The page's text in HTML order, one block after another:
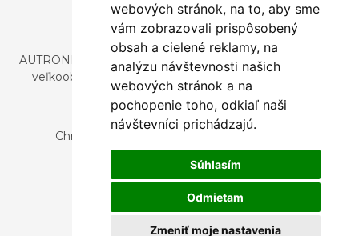
webových stránok, na to, aby sme
vám zobrazovali prispôsobený
obsah a cielené reklamy, na
analýzu návštevnosti našich
webových stránok a na
pochopenie toho, odkiaľ naši
návštevníci prichádzajú.
Súhlasím
Odmietam
Zmeniť moje nastavenia
AUTRONIC, s.r.o. je spoločnosť zaoberajúca sa dovozom a
veľkoobchodným predajom dizajnového aj štýlového
nábytku a dekorácií.
Česká republika
Chrustenice 270, 267 12 Loděnice u Berouna
Slovensko
Nová 366, 032 02 Závažná Poruba